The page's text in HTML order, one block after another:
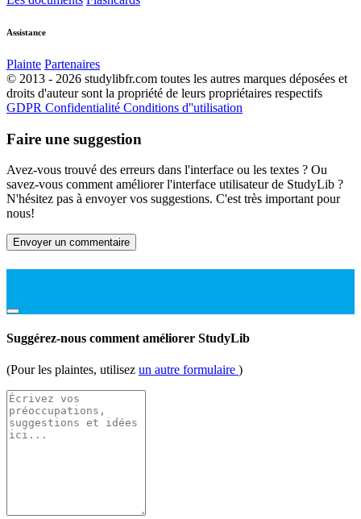
Assistance
Plainte Partenaires
© 2013 - 2026 studylibfr.com toutes les autres marques déposées et
droits d'auteur sont la propriété de leurs propriétaires respectifs
GDPR Confidentialité Conditions d''utilisation
Faire une suggestion
Avez-vous trouvé des erreurs dans l'interface ou les textes ? Ou
savez-vous comment améliorer l'interface utilisateur de StudyLib ?
N'hésitez pas à envoyer vos suggestions. C'est très important pour
nous!
Envoyer un commentaire
Suggérez-nous comment améliorer StudyLib
(Pour les plaintes, utilisez un autre formulaire )